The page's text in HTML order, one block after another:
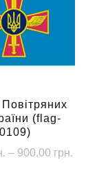
(flag-
– 900.00 грн.